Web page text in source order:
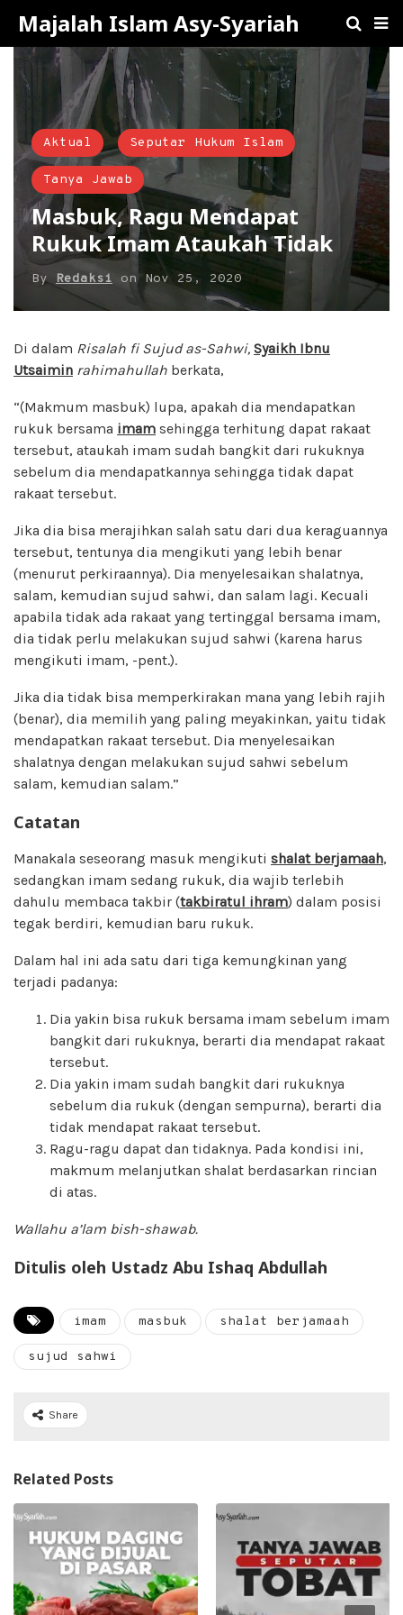
Majalah Islam Asy-Syariah
Aktual Seputar Hukum Islam
Tanya Jawab
Masbuk, Ragu Mendapat
Rukuk Imam Ataukah Tidak
By Redaksi on Nov 25, 2020
Di dalam Risalah fi Sujud as-Sahwi, Syaikh Ibnu
Utsaimin rahimahullah berkata,
“(Makmum masbuk) lupa, apakah dia mendapatkan
rukuk bersama imam sehingga terhitung dapat rakaat
tersebut, ataukah imam sudah bangkit dari rukuknya
sebelum dia mendapatkannya sehingga tidak dapat
rakaat tersebut.
Jika dia bisa merajihkan salah satu dari dua keraguannya
tersebut, tentunya dia mengikuti yang lebih benar
(menurut perkiraannya). Dia menyelesaikan shalatnya,
salam, kemudian sujud sahwi, dan salam lagi. Kecuali
apabila tidak ada rakaat yang tertinggal bersama imam,
dia tidak perlu melakukan sujud sahwi (karena harus
mengikuti imam, -pent.).
Jika dia tidak bisa memperkirakan mana yang lebih rajih
(benar), dia memilih yang paling meyakinkan, yaitu tidak
mendapatkan rakaat tersebut. Dia menyelesaikan
shalatnya dengan melakukan sujud sahwi sebelum
salam, kemudian salam.”
Catatan
Manakala seseorang masuk mengikuti shalat berjamaah,
sedangkan imam sedang rukuk, dia wajib terlebih
dahulu membaca takbir (takbiratul ihram) dalam posisi
tegak berdiri, kemudian baru rukuk.
Dalam hal ini ada satu dari tiga kemungkinan yang
terjadi padanya:
Dia yakin bisa rukuk bersama imam sebelum imam
bangkit dari rukuknya, berarti dia mendapat rakaat
tersebut.
Dia yakin imam sudah bangkit dari rukuknya
sebelum dia rukuk (dengan sempurna), berarti dia
tidak mendapat rakaat tersebut.
Ragu-ragu dapat dan tidaknya. Pada kondisi ini,
makmum melanjutkan shalat berdasarkan rincian
di atas.
Wallahu a’lam bish-shawab.
Ditulis oleh Ustadz Abu Ishaq Abdullah
imam masbuk shalat berjamaah
sujud sahwi
Share
Related Posts